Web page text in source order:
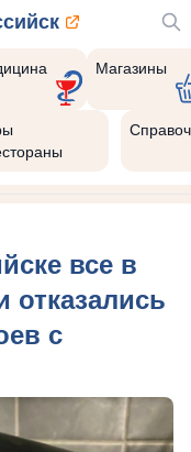
Магазины
все в
отказались
с